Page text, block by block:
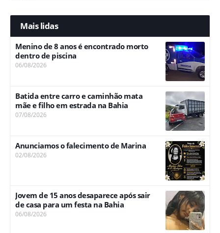
Mais lidas
Menino de 8 anos é encontrado morto
dentro de piscina
06/08/2026
Batida entre carro e caminhão mata
mãe e filho em estrada na Bahia
07/08/2026
Anunciamos o falecimento de Marina
02/08/2026
Jovem de 15 anos desaparece após sair
de casa para um festa na Bahia
06/08/2026